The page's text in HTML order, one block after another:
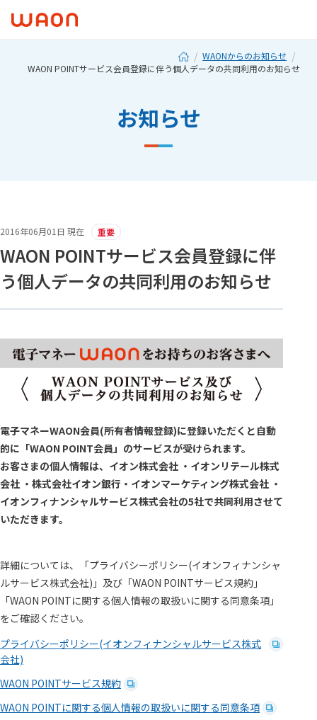
WAONからのお知らせ
WAON POINTサービス会員登録に伴う個人データの共同利用のお知らせ
お知らせ
2016年06月01日 現在 重要
WAON POINTサービス会員登録に伴
う個人データの共同利用のお知らせ
電子マネーWAON会員(所有者情報登録)に登録いただくと自動
的に「WAON POINT会員」のサービスが受けられます。
お客さまの個人情報は、イオン株式会社 ・イオンリテール株式
会社 ・株式会社イオン銀行・イオンマーケティング株式会社 ・
イオンフィナンシャルサービス株式会社の5社で共同利用させて
いただきます。
詳細については、「プライバシーポリシー(イオンフィナンシャ
ルサービス株式会社)」及び「WAON POINTサービス規約」
「WAON POINTに関する個人情報の取扱いに関する同意条項」
をご確認ください。
プライバシーポリシー(イオンフィナンシャルサービス株式
会社)
WAON POINTサービス規約
WAON POINTに関する個人情報の取扱いに関する同意条項